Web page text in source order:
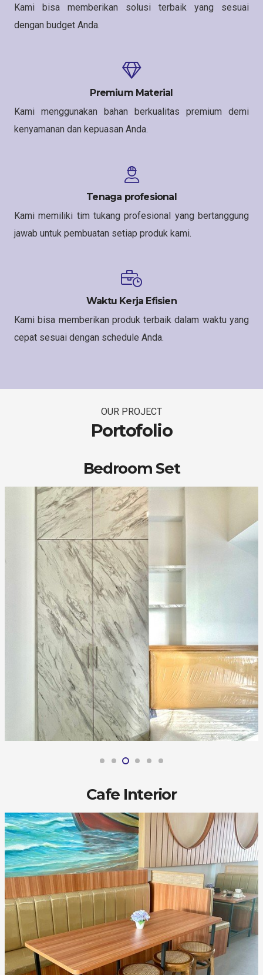
Kami bisa memberikan solusi terbaik yang sesuai
dengan budget Anda.
Premium Material
Kami menggunakan bahan berkualitas premium demi
kenyamanan dan kepuasan Anda.
Tenaga profesional
Kami memiliki tim tukang profesional yang bertanggung
jawab untuk pembuatan setiap produk kami.
Waktu Kerja Efisien
Kami bisa memberikan produk terbaik dalam waktu yang
cepat sesuai dengan schedule Anda.
OUR PROJECT
Portofolio
Bedroom Set
Cafe Interior